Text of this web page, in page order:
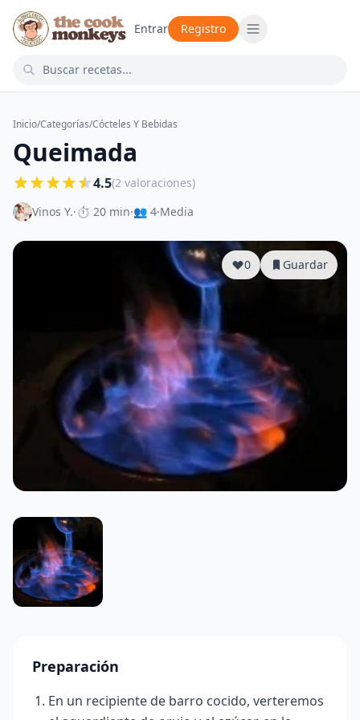
Entrar Registro
Inicio/Categorías/Cócteles Y Bebidas
Queimada
4.5(2 valoraciones)
Vinos Y.·⏱ 20 min·👥 4·Media
0 Guardar
Preparación
En un recipiente de barro cocido, verteremos